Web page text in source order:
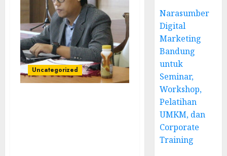
Uncategorized
Narasumber
Digital
Marketing
Bandung
untuk
Seminar,
Workshop,
Pelatihan
UMKM, dan
Corporate
Training